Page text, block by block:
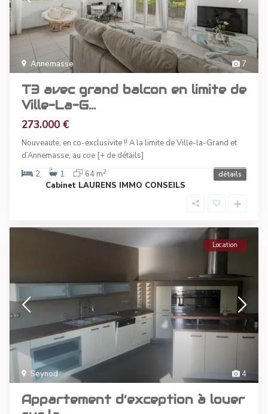
7
Annemasse
T3 avec grand balcon en limite de
Ville-La-G...
273.000 €
Nouveaute, en co-exclusivite !! A la limite de Ville-la-Grand et
d’Annemasse, au coe [+ de détails]
2
1 64 m2 détails
Cabinet LAURENS IMMO CONSEILS
4
Seynod
Location
Appartement d’exception à louer